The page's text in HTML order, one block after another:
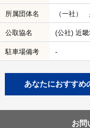
所属団体名 （一社）
公取協名 (公社) 近
駐車場備考 -
あなたにおすすめ
お問